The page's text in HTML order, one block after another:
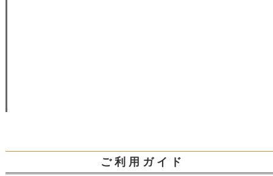
ご 利 用 ガ イ ド